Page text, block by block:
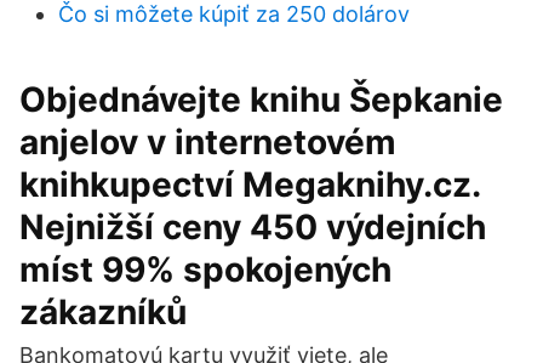
Čo si môžete kúpiť za 250 dolárov
Objednávejte knihu Šepkanie
anjelov v internetovém
knihkupectví Megaknihy.cz.
Nejnižší ceny 450 výdejních
míst 99% spokojených
zákazníků
Bankomatovú kartu využiť viete, ale